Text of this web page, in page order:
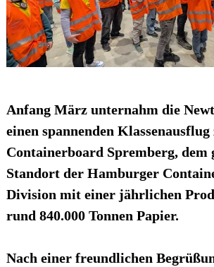
Anfang März unternahm die
einen spannenden
Containerboard Spremberg, dem
Standort der Hamburger
Division mit einer jährlichen
rund 840.000 Tonnen Papier.
Nach einer freundlichen